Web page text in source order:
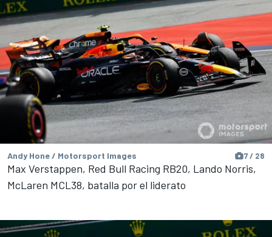
Andy Hone / Motorsport Images 7 / 28
Max Verstappen, Red Bull Racing RB20, Lando Norris,
McLaren MCL38, batalla por el liderato